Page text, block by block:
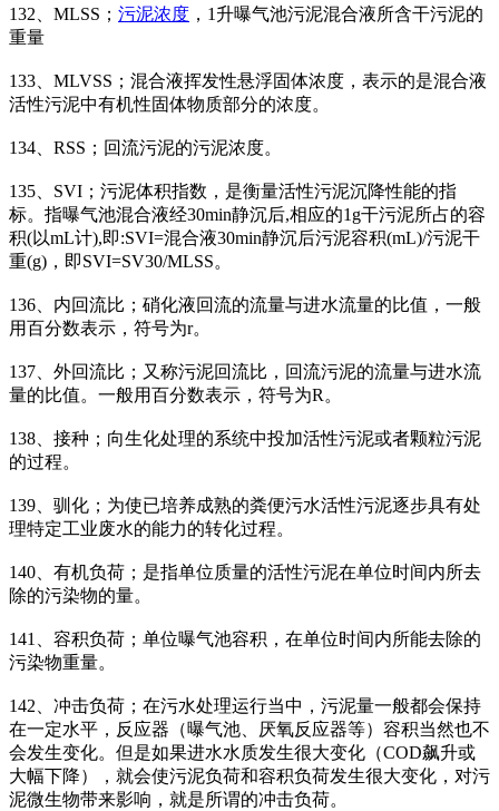
132、MLSS； 污泥浓度 ，1升曝气池污泥混合液所含干污泥的
重量
133、MLVSS；混合液挥发性悬浮固体浓度，表示的是混合液
活性污泥中有机性固体物质部分的浓度。
134、RSS；回流污泥的污泥浓度。
135、SVI；污泥体积指数，是衡量活性污泥沉降性能的指
标。指曝气池混合液经30min静沉后,相应的1g干污泥所占的容
积(以mL计),即:SVI=混合液30min静沉后污泥容积(mL)/污泥干
重(g)，即SVI=SV30/MLSS。
136、内回流比；硝化液回流的流量与进水流量的比值，一般
用百分数表示，符号为r。
137、外回流比；又称污泥回流比，回流污泥的流量与进水流
量的比值。一般用百分数表示，符号为R。
138、接种；向生化处理的系统中投加活性污泥或者颗粒污泥
的过程。
139、驯化；为使已培养成熟的粪便污水活性污泥逐步具有处
理特定工业废水的能力的转化过程。
140、有机负荷；是指单位质量的活性污泥在单位时间内所去
除的污染物的量。
141、容积负荷；单位曝气池容积，在单位时间内所能去除的
污染物重量。
142、冲击负荷；在污水处理运行当中，污泥量一般都会保持
在一定水平，反应器（曝气池、厌氧反应器等）容积当然也不
会发生变化。但是如果进水水质发生很大变化（COD飙升或
大幅下降），就会使污泥负荷和容积负荷发生很大变化，对污
泥微生物带来影响，就是所谓的冲击负荷。